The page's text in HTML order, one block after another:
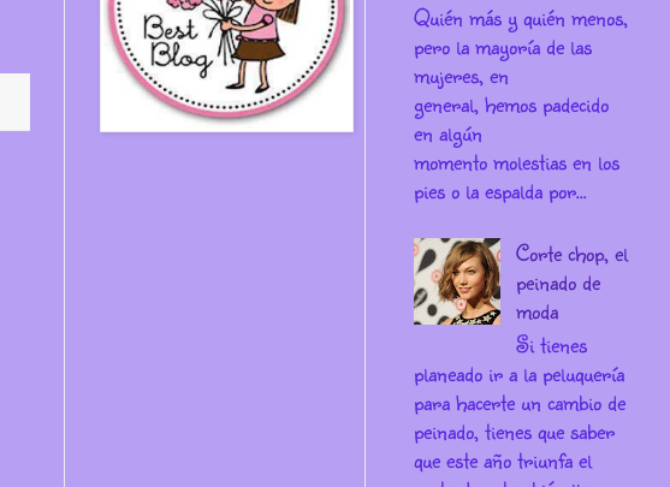
Quién más y quién menos,
pero la mayoría de las
mujeres, en
general, hemos padecido
en algún
momento molestias en los
pies o la espalda por...
Corte chop, el
peinado de
moda
Si tienes
planeado ir a la peluquería
para hacerte un cambio de
peinado, tienes que saber
que este año triunfa el